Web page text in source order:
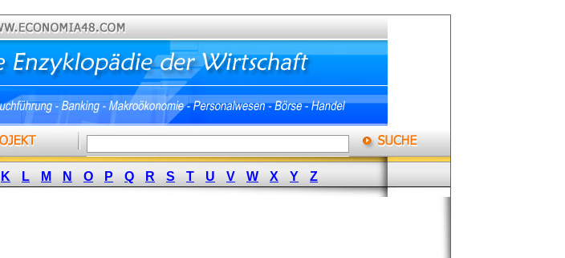
K L M N O P Q R S T U V W X Y Z